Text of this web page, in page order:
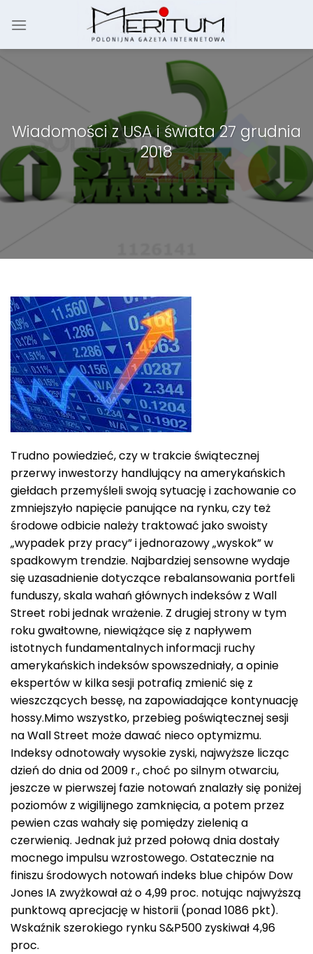
Wiadomości z USA i świata 27 grudnia
2018
Trudno powiedzieć, czy w trakcie świątecznej
przerwy inwestorzy handlujący na amerykańskich
giełdach przemyśleli swoją sytuację i zachowanie co
zmniejszyło napięcie panujące na rynku, czy też
środowe odbicie należy traktować jako swoisty
„wypadek przy pracy” i jednorazowy „wyskok” w
spadkowym trendzie. Najbardziej sensowne wydaje
się uzasadnienie dotyczące rebalansowania portfeli
funduszy, skala wahań głównych indeksów z Wall
Street robi jednak wrażenie. Z drugiej strony w tym
roku gwałtowne, niewiążące się z napływem
istotnych fundamentalnych informacji ruchy
amerykańskich indeksów spowszedniały, a opinie
ekspertów w kilka sesji potrafią zmienić się z
wieszczących bessę, na zapowiadające kontynuację
hossy.Mimo wszystko, przebieg poświątecznej sesji
na Wall Street może dawać nieco optymizmu.
Indeksy odnotowały wysokie zyski, najwyższe licząc
dzień do dnia od 2009 r., choć po silnym otwarciu,
jeszcze w pierwszej fazie notowań znalazły się poniżej
poziomów z wigilijnego zamknięcia, a potem przez
pewien czas wahały się pomiędzy zielenią a
czerwienią. Jednak już przed połową dnia dostały
mocnego impulsu wzrostowego. Ostatecznie na
finiszu środowych notowań indeks blue chipów Dow
Jones IA zwyżkował aż o 4,99 proc. notując najwyższą
punktową aprecjację w historii (ponad 1086 pkt).
Wskaźnik szerokiego rynku S&P500 zyskiwał 4,96
proc.